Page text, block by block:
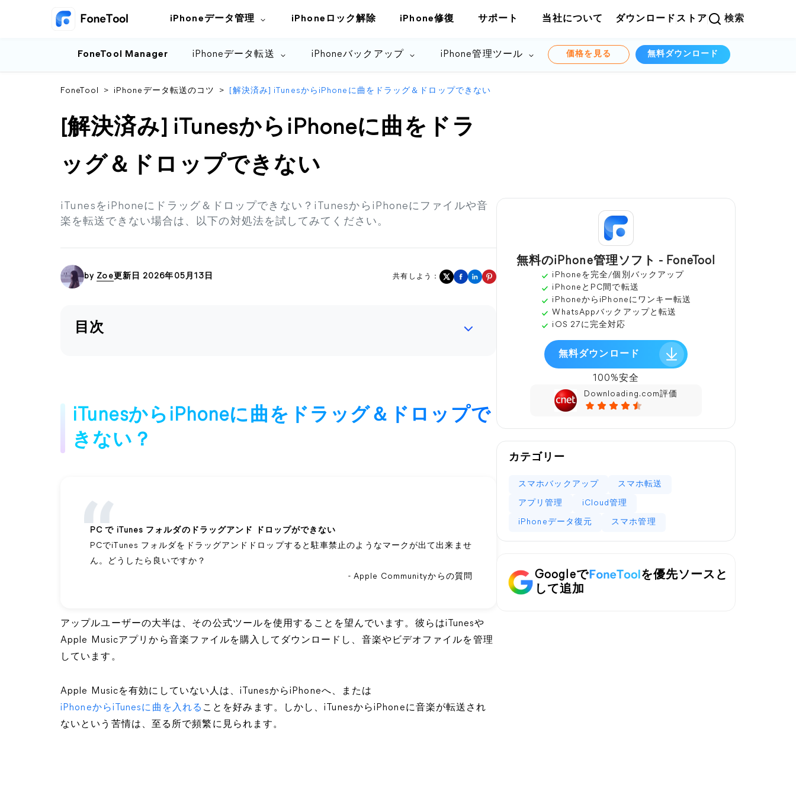
iPhoneデータ管理 iPhoneロック解除 iPhone修復 サポート 当社について ダウンロード ストア 検索
FoneTool Manager iPhoneデータ転送 iPhoneバックアップ iPhone管理ツール 価格を見る 無料ダウンロード
FoneTool > iPhoneデータ転送のコツ > [解決済み] iTunesからiPhoneに曲をドラッグ＆ドロップできない
[解決済み] iTunesからiPhoneに曲をドラ
ッグ＆ドロップできない
iTunesをiPhoneにドラッグ＆ドロップできない？iTunesからiPhoneにファイルや音
楽を転送できない場合は、以下の対処法を試してみてください。
by Zoe更新日 2026年05月13日 共有しよう：
目次
iTunesからiPhoneに曲をドラッグ＆ドロップで
きない？
PC で iTunes フォルダのドラッグアンド ドロップができない
PCでiTunes フォルダをドラッグアンドドロップすると駐車禁止のようなマークが出て出来ませ
ん。どうしたら良いですか？
- Apple Communityからの質問
アップルユーザーの大半は、その公式ツールを使用することを望んでいます。彼らはiTunesや
Apple Musicアプリから音楽ファイルを購入してダウンロードし、音楽やビデオファイルを管理
しています。
Apple Musicを有効にしていない人は、iTunesからiPhoneへ、または
iPhoneからiTunesに曲を入れる ことを好みます。しかし、iTunesからiPhoneに音楽が転送され
ないという苦情は、至る所で頻繁に見られます。
無料のiPhone管理ソフト - FoneTool
iPhoneを完全/個別バックアップ
iPhoneとPC間で転送
iPhoneからiPhoneにワンキー転送
WhatsAppバックアップと転送
iOS 27に完全対応
無料ダウンロード
100%安全
Downloading.com評価
カテゴリー
スマホバックアップ スマホ転送
アプリ管理 iCloud管理
iPhoneデータ復元 スマホ管理
Googleで
を優先ソースと
して追加